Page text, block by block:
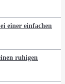
einer einfachen
ruhigen